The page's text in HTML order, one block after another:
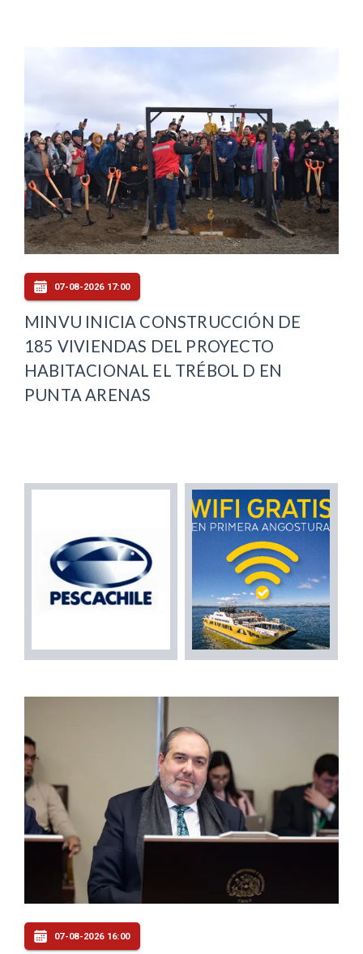
07-08-2026 17:00
MINVU INICIA CONSTRUCCIÓN DE
185 VIVIENDAS DEL PROYECTO
HABITACIONAL EL TRÉBOL D EN
PUNTA ARENAS
07-08-2026 16:00